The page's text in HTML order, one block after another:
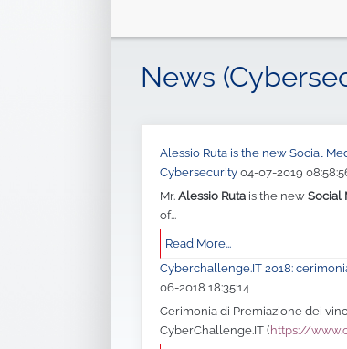
News
Alessio Ruta is the new Social
Cybersecurity 04-07-2019
Mr. Alessio Ruta is the new Social
of...
Read More...
Cyberchallenge.IT 2018:
06-2018 18:35:14
Cerimonia di Premiazione dei
CyberChallenge.IT ( https://